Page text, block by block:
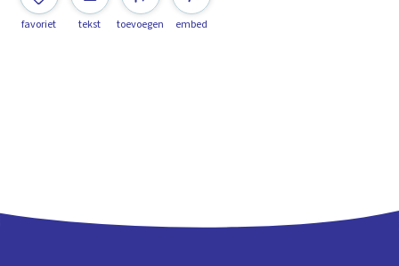
favoriet tekst toevoegen embed